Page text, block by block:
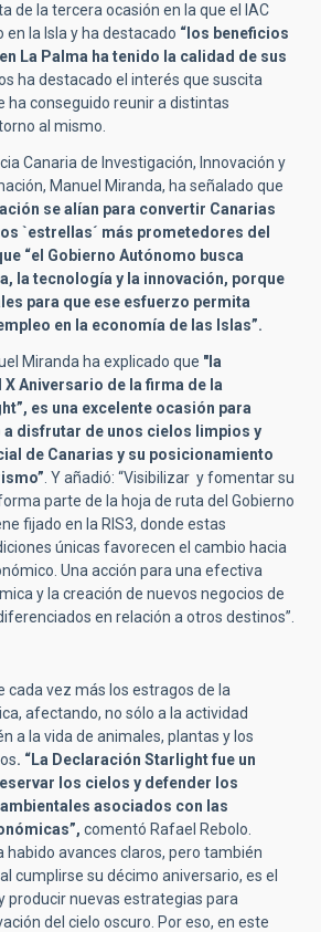
de la tercera ocasión en la que el IAC
la Isla y ha destacado “los beneficios
La Palma ha tenido la calidad de sus
ha destacado el interés que suscita
ha conseguido reunir a distintas
al mismo.
Canaria de Investigación, Innovación y
Manuel Miranda, ha señalado que
se alían para convertir Canarias
`estrellas´ más prometedores del
“el Gobierno Autónomo busca
la tecnología y la innovación, porque
para que ese esfuerzo permita
en la economía de las Islas”.
Miranda ha explicado que "la
Aniversario de la firma de la
es una excelente ocasión para
disfrutar de unos cielos limpios y
de Canarias y su posicionamiento
. Y añadió: “Visibilizar y fomentar su
parte de la hoja de ruta del Gobierno
fijado en la RIS3, donde estas
únicas favorecen el cambio hacia
Una acción para una efectiva
y la creación de nuevos negocios de
en relación a otros destinos”.
cada vez más los estragos de la
afectando, no sólo a la actividad
a la vida de animales, plantas y los
. “La Declaración Starlight fue un
los cielos y defender los
asociados con las
comentó Rafael Rebolo.
habido avances claros, pero también
cumplirse su décimo aniversario, es el
producir nuevas estrategias para
del cielo oscuro. Por eso, en este